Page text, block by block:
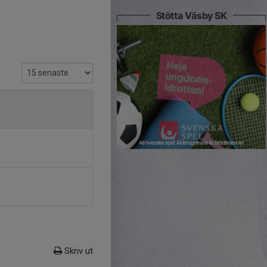
Skriv ut
Stötta Väsby SK